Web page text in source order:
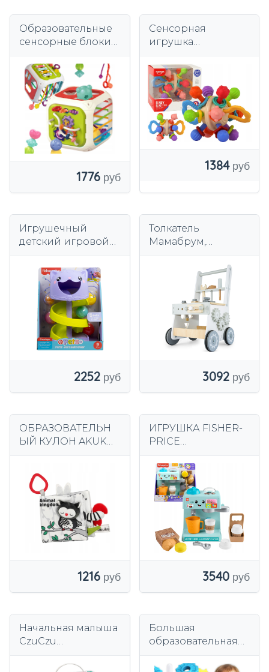
Образовательные
сенсорные блоки-
в 1
1776
Сенсорная
игрушка
погремушка
прорезыватель
мяч раздвижные
элементы
1384
Игрушечный
детский игровой
Pets Cat Tower для
детей 9 месяцев и
старше HTW92
2252
Толкатель
Мамабрум,
мастерская 3в1,
3092
ОБРАЗОВАТЕЛЬН
ЫЙ КУЛОН AKUKU
1216
ИГРУШКА FISHER-
PRICE
Я ИНТЕРАКТИВНАЯ
КОФЕМАШИНА
СВЕТ ЗВУК
3540
Начальная малыша
CzuCzu
Большая
образовательная
головоломка с